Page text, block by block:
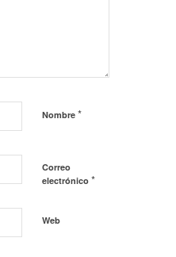
Nombre *
Correo
electrónico *
Web